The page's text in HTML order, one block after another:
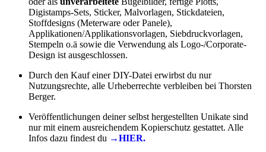
Digistamps-Sets, Sticker, Malvorlagen, Stickdateien,
Stoffdesigns (Meterware oder Panele),
Applikationen/Applikationsvorlagen, Siebdruckvorlagen,
Stempeln o.ä sowie die Verwendung als Logo-/Corporate-
Design ist ausgeschlossen.
Durch den Kauf einer DIY-Datei erwirbst du nur
Nutzungsrechte, alle Urheberrechte verbleiben bei Thorsten
Berger.
Veröffentlichungen deiner selbst hergestellten Unikate sind
nur mit einem ausreichendem Kopierschutz gestattet. Alle
Infos dazu findest du →HIER.